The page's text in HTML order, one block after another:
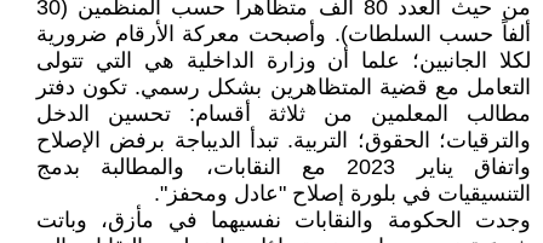
من حيث العدد 80 ألف متظاهرا حسب المنظمين (30
ألفاً حسب السلطات). وأصبحت معركة الأرقام ضرورية
لكلا الجانبين؛ علما أن وزارة الداخلية هي التي تتولى
التعامل مع قضية المتظاهرين بشكل رسمي. تكون دفتر
مطالب المعلمين من ثلاثة أقسام: تحسين الدخل
والترقيات؛ الحقوق؛ التربية. تبدأ الديباجة برفض الإصلاح
واتفاق يناير 2023 مع النقابات، والمطالبة بدمج
التنسيقيات في بلورة إصلاح "عادل ومحفز".
وجدت الحكومة والنقابات نفسيهما في مأزق، وباتت